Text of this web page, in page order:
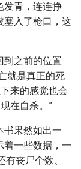
发青，连连挣
塞入了枪口，这
到之前的位置
就是真正的死
来的感觉也会
在自杀。”
书果然如出一
着一些数据，一
丧尸个数、